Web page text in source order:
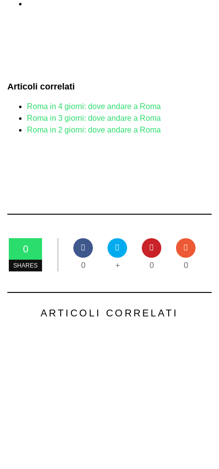
Articoli correlati
Roma in 4 giorni: dove andare a Roma
Roma in 3 giorni: dove andare a Roma
Roma in 2 giorni: dove andare a Roma
0
SHARES 0 + 0 0
ARTICOLI CORRELATI